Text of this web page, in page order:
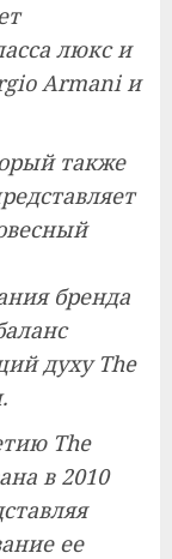
люкс и
Armani и
также
бренда
духу The
The
в 2010
ее